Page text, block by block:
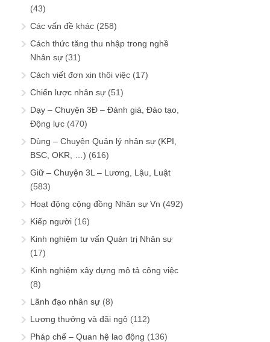
(43)
Các vấn đề khác (258)
Cách thức tăng thu nhập trong nghề
Nhân sự (31)
Cách viết đơn xin thôi việc (17)
Chiến lược nhân sự (51)
Dạy – Chuyện 3Đ – Đánh giá, Đào tạo,
Động lực (470)
Dùng – Chuyện Quản lý nhân sự (KPI,
BSC, OKR, …) (616)
Giữ – Chuyện 3L – Lương, Lậu, Luật
(583)
Hoạt động cộng đồng Nhân sự Vn (492)
Kiếp người (16)
Kinh nghiệm tư vấn Quản trị Nhân sự
(17)
Kinh nghiệm xây dựng mô tả công việc
(8)
Lãnh đạo nhân sự (8)
Lương thưởng và đãi ngộ (112)
Pháp chế – Quan hệ lao động (136)